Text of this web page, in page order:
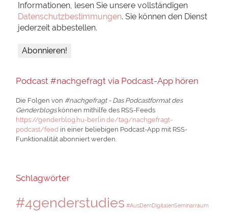
Informationen, lesen Sie unsere vollständigen
Datenschutzbestimmungen. Sie können den Dienst
jederzeit abbestellen.
Podcast #nachgefragt via Podcast-App hören
Die Folgen von #nachgefragt - Das Podcastformat des
Genderblogskönnen mithilfe des RSS-Feeds
https://genderblog.hu-berlin.de/tag/nachgefragt-
podcast/feed in einer beliebigen Podcast-App mit RSS-
Funktionalität abonniert werden.
Schlagwörter
#4genderstudies #AusDemDigitalenSeminarraum